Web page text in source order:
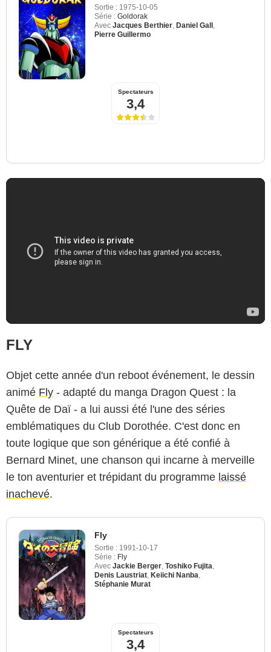
Sortie : 1975-10-05
Série : Goldorak
Avec Jacques Berthier Daniel Gall
Pierre Guillermo
Spectateurs
3,4
FLY
Objet cette année d'un reboot événement, le dessin
animé Fly - adapté du manga Dragon Quest : la
Quête de Daï - a lui aussi été l'une des séries
emblématiques du Club Dorothée. C'est donc en
toute logique que son générique a été confié à
Bernard Minet, une chanson qui incarne à merveille
le ton aventurier et trépidant du programme laissé
inachevé.
Fly
Sortie : 1991-10-17
Série : Fly
Avec Jackie Berger, Toshiko Fujita,
Denis Laustriat, Keiichi Nanba,
Stéphanie Murat
Spectateurs
3,4